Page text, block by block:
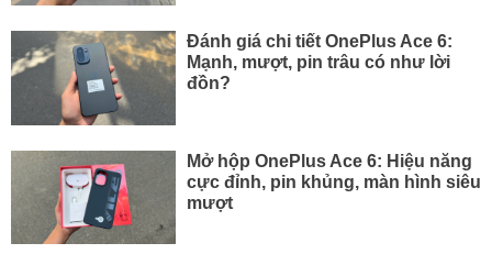
Đánh giá chi tiết OnePlus Ace 6:
Mạnh, mượt, pin trâu có như lời
đồn?
Mở hộp OnePlus Ace 6: Hiệu năng
cực đỉnh, pin khủng, màn hình siêu
mượt